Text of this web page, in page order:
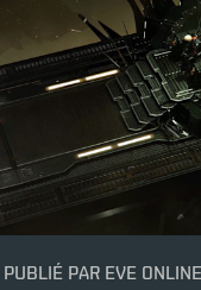
PUBLIÉ PAR EVE